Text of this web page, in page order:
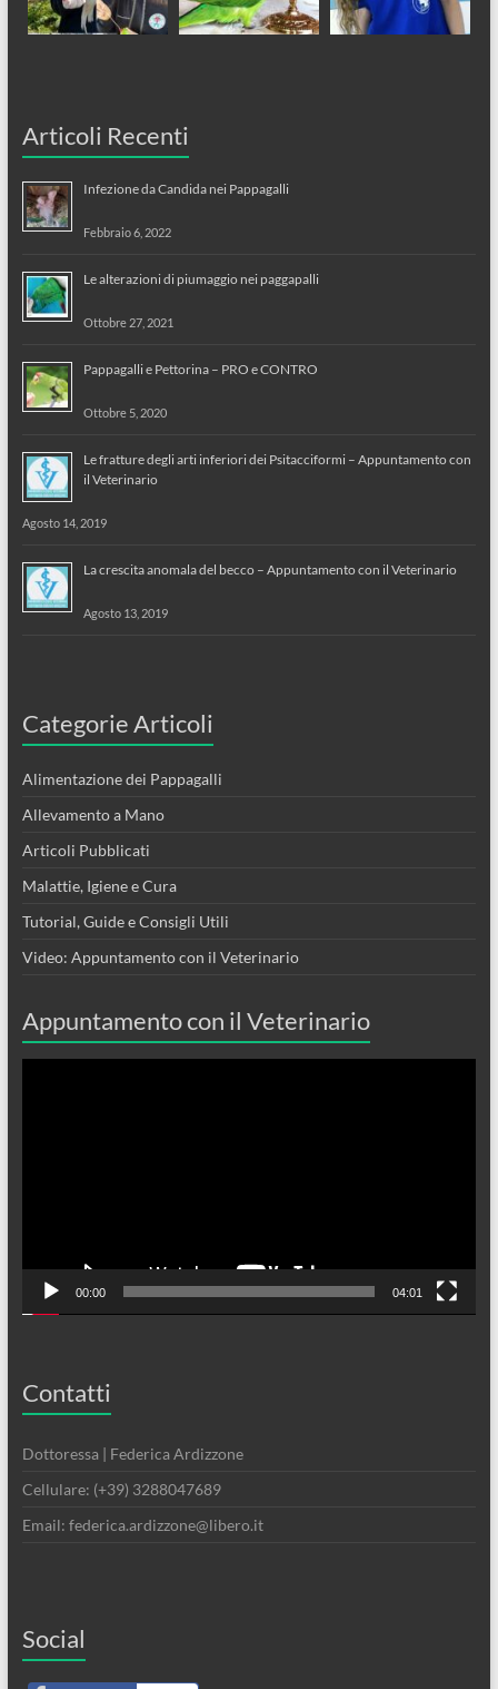
Articoli Recenti
Infezione da Candida nei Pappagalli
Febbraio 6, 2022
Le alterazioni di piumaggio nei paggapalli
Ottobre 27, 2021
Pappagalli e Pettorina – PRO e CONTRO
Ottobre 5, 2020
Le fratture degli arti inferiori dei Psitacciformi – Appuntamento con
il Veterinario
Agosto 14, 2019
La crescita anomala del becco – Appuntamento con il Veterinario
Agosto 13, 2019
Categorie Articoli
Alimentazione dei Pappagalli
Allevamento a Mano
Articoli Pubblicati
Malattie, Igiene e Cura
Tutorial, Guide e Consigli Utili
Video: Appuntamento con il Veterinario
Appuntamento con il Veterinario
00:00 04:01
Contatti
Dottoressa | Federica Ardizzone
Cellulare: (+39) 3288047689
Email: federica.ardizzone@libero.it
Social